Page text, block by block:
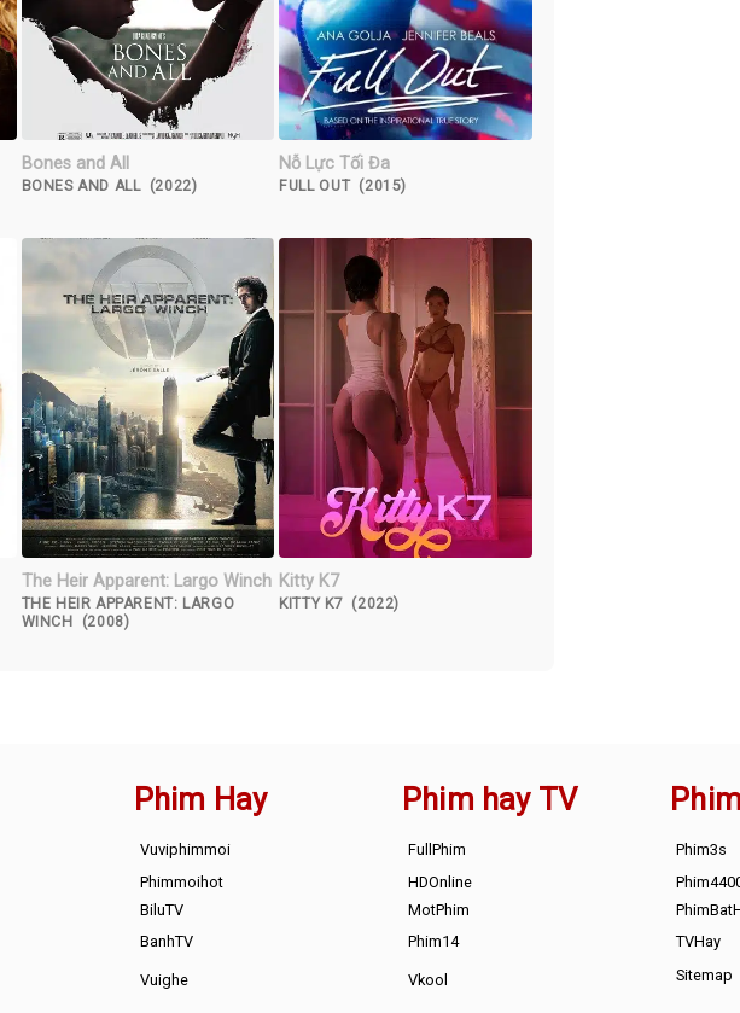
Bones and All
BONES AND ALL (2022)
Nỗ Lực Tối Đa
FULL OUT (2015)
The Heir Apparent: Largo Winch
THE HEIR APPARENT: LARGO
WINCH (2008)
Kitty K7
KITTY K7 (2022)
Phim Hay
Vuviphimmoi
Phimmoihot
BiluTV
BanhTV
Vuighe
Phim hay TV
FullPhim
HDOnline
MotPhim
Phim14
Vkool
Phim3s
TVHay
Sitemap